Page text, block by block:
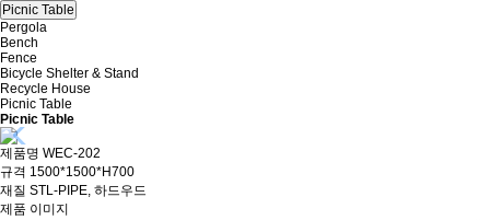
Picnic Table
Pergola
Bench
Fence
Bicycle Shelter & Stand
Recycle House
Picnic Table
Picnic Table
제품명 WEC-202
규격 1500*1500*H700
재질 STL-PIPE, 하드우드
제품 이미지